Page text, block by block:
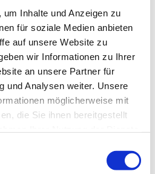
Inhalte und Anzeigen zu
für soziale Medien anbieten
auf unsere Website zu
wir Informationen zu Ihrer
an unsere Partner für
und Analysen weiter. Unsere
möglicherweise mit
die Sie ihnen bereitgestellt
Rechts
und-recht/rechtliche-